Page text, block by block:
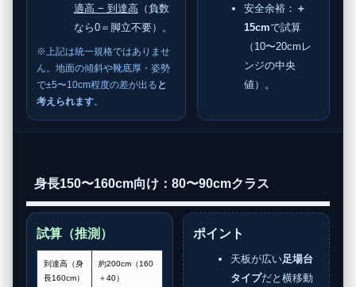
適高 − 到達高（負数
なら0＝脚立不要）。
※上記は統一規格ではありませ
ん。地面の傾斜や靴底厚・姿勢
で±5〜10cm程度の差が出る と
考えられます。
安全余裕： ＋
15cmで試算
（10〜20cmレ
ンジの中央
値）。
身長150〜160cm向け：80〜90cmクラス
試算（推測）
到達高（身
長160cm）
約200cm（160
＋40）
ポイント
天板が広い足場台
タイプだと横移動